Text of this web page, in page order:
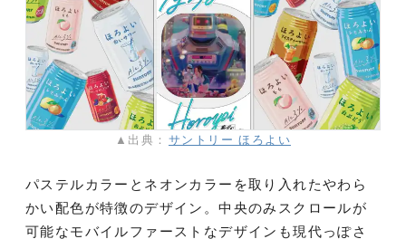
▲出典： サントリー ほろよい
パステルカラーとネオンカラーを取り入れたやわら
かい配色が特徴のデザイン。中央のみスクロールが
可能なモバイルファーストなデザインも現代っぽさ